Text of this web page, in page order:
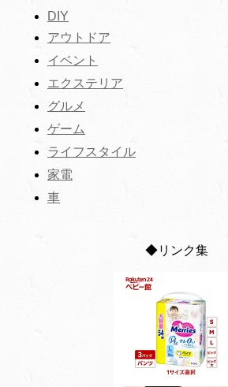
DIY
アウトドア
イベント
エクステリア
グルメ
ゲーム
ライフスタイル
家電
車
◆リンク集